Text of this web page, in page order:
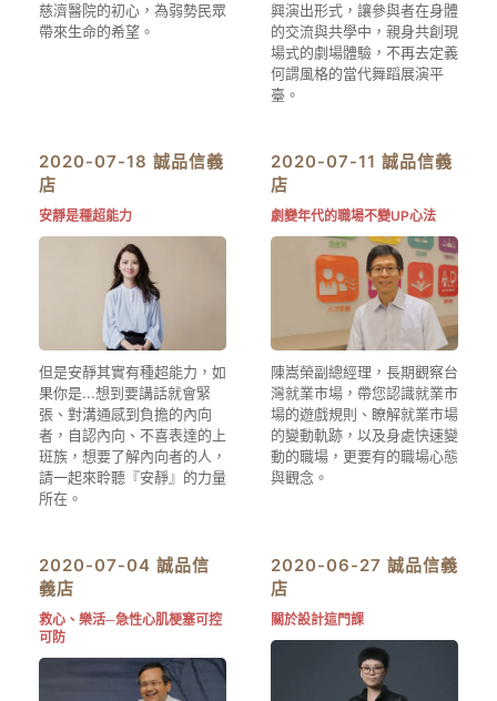
慈濟醫院的初心，為弱勢民眾
帶來生命的希望。
興演出形式，讓參與者在身體
的交流與共學中，親身共創現
場式的劇場體驗，不再去定義
何謂風格的當代舞蹈展演平
臺。
2020-07-18 誠品信義
店
安靜是種超能力
但是安靜其實有種超能力，如
果你是...想到要講話就會緊
張、對溝通感到負擔的內向
者，自認內向、不喜表達的上
班族，想要了解內向者的人，
請一起來聆聽『安靜』的力量
所在。
2020-07-11 誠品信義
店
劇變年代的職場不變UP心法
陳嵩榮副總經理，長期觀察台
灣就業市場，帶您認識就業市
場的遊戲規則、瞭解就業市場
的變動軌跡，以及身處快速變
動的職場，更要有的職場心態
與觀念。
2020-07-04 誠品信
義店
救心、樂活─急性心肌梗塞可控
可防
2020-06-27 誠品信義
店
關於設計這門課